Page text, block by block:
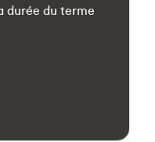
durée du terme